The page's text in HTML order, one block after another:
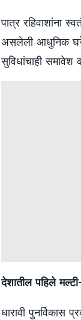
पात्र रहिवाशांना
असलेली आधुनिक घरे
सुविधांचाही
देशातील पहिले
धारावी पुनर्विकास